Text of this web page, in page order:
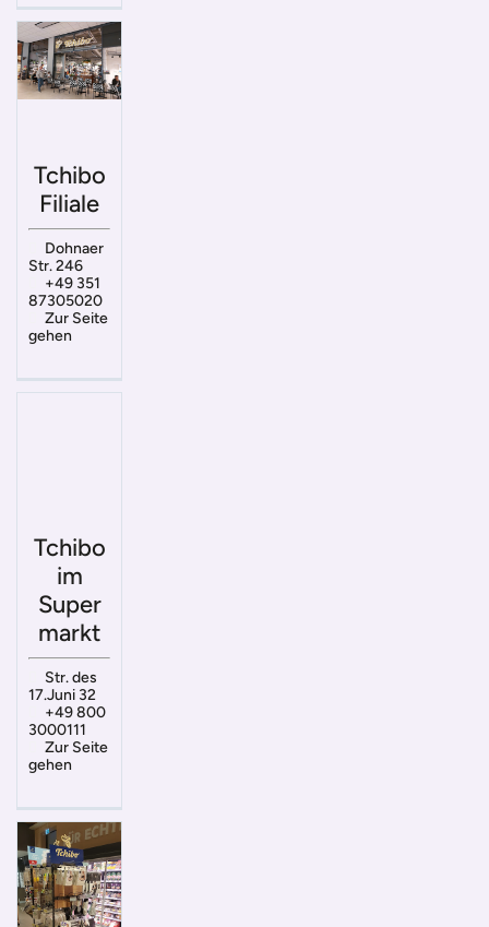
Tchibo
Filiale
Dohnaer
Str. 246
+49 351
87305020
Zur Seite
gehen
Tchibo
im
Super
markt
Str. des
17.Juni 32
+49 800
3000111
Zur Seite
gehen